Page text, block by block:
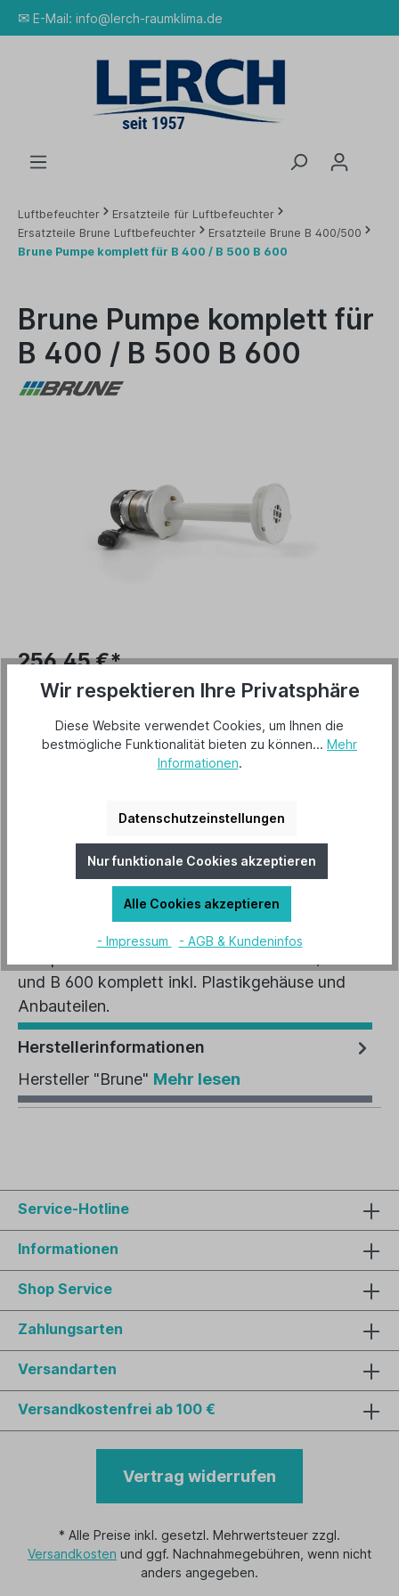
✉ E-Mail: info@lerch-raumklima.de
Luftbefeuchter
Ersatzteile für Luftbefeuchter
Ersatzteile Brune Luftbefeuchter
Ersatzteile Brune B 400/500
Brune Pumpe komplett für B 400 / B 500 B 600
Brune Pumpe komplett für
B 400 / B 500 B 600
256,45 €*
Preise inkl. MwSt. zzgl. Versandkosten
Versandkostenfrei
Lieferzeit 2-3 Tage
Artikel-Nr.:B-1521
Beschreibung
und B 600 komplett inkl. Plastikgehäuse und
Anbauteilen.
Herstellerinformationen
Hersteller "Brune" Mehr lesen
Service-Hotline
Informationen
Shop Service
Zahlungsarten
Versandarten
Versandkostenfrei ab 100 €
Vertrag widerrufen
* Alle Preise inkl. gesetzl. Mehrwertsteuer zzgl.
Versandkosten und ggf. Nachnahmegebühren, wenn nicht
anders angegeben.
Wir respektieren Ihre Privatsphäre
Diese Website verwendet Cookies, um Ihnen die
bestmögliche Funktionalität bieten zu können... Mehr
Informationen.
Datenschutzeinstellungen
Nur funktionale Cookies akzeptieren
Alle Cookies akzeptieren
- Impressum - AGB & Kundeninfos